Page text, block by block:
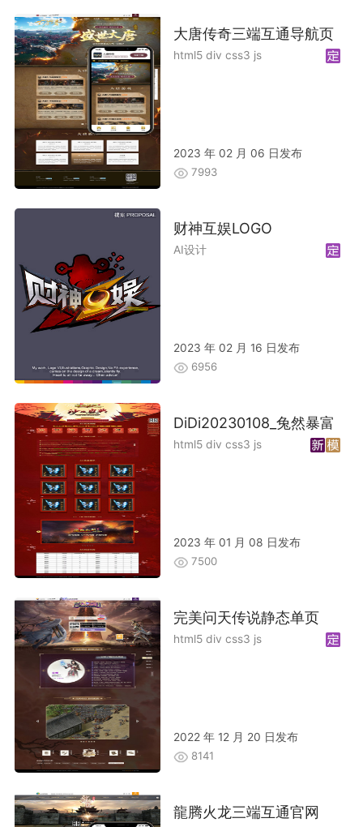
大唐传奇三端互通导航页
html5 div css3 js
2023 年 02 月 06 日发布
7993
财神互娱LOGO
AI设计
2023 年 02 月 16 日发布
6956
DiDi20230108_兔然暴富
html5 div css3 js
2023 年 01 月 08 日发布
7500
完美问天传说静态单页
html5 div css3 js
2022 年 12 月 20 日发布
8141
龍腾火龙三端互通官网